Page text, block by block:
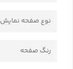
نوع صفحه نمایش
رنگ صفحه